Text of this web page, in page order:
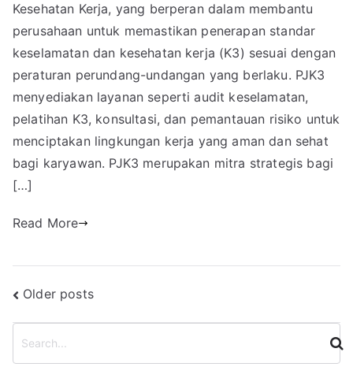
Kesehatan Kerja, yang berperan dalam membantu
perusahaan untuk memastikan penerapan standar
keselamatan dan kesehatan kerja (K3) sesuai dengan
peraturan perundang-undangan yang berlaku. PJK3
menyediakan layanan seperti audit keselamatan,
pelatihan K3, konsultasi, dan pemantauan risiko untuk
menciptakan lingkungan kerja yang aman dan sehat
bagi karyawan. PJK3 merupakan mitra strategis bagi
[…]
Read More
Posts
navigation
Older posts